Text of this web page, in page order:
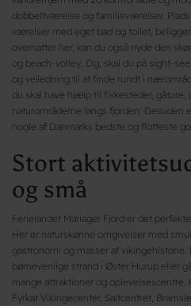
dobbeltværelse og familieværelser.
værelser med eget bad og toilet,
overnatter her, kan du også nyde den
og beach-volley. Og, skal du på sight-
og vejledning til at finde rundt i
du skal have hjælp til fiskesteder, gåture,
naturområderne langs fjorden. Desuden
nogle af Danmarks bedste og flotteste
Stort
og små
Ferielandet Mariager Fjord er det
Her er naturskønne omgivelser med
gastronomi og masser af vikingehistorie.
børnevenlige strand i Øster Hurup eller
mange attraktioner og oplevelsescentre.
Fyrkat Vikingecenter, Saltcentret,